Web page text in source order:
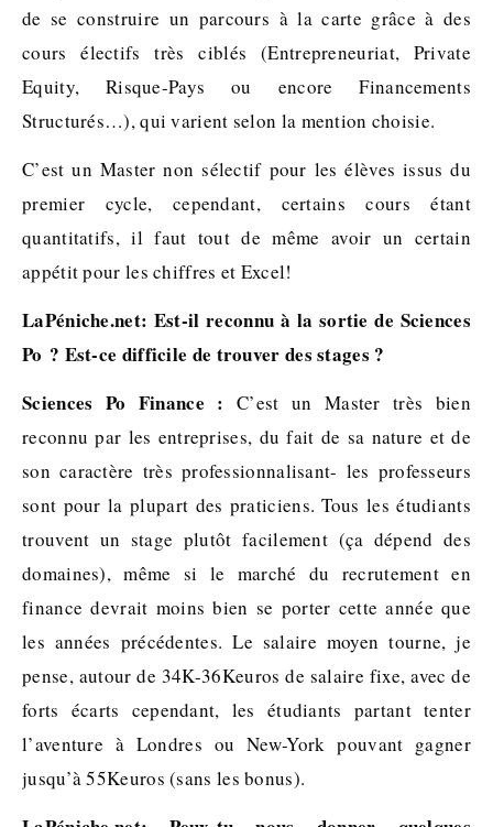
de se construire un parcours à la carte grâce à des
cours électifs très ciblés (Entrepreneuriat, Private
Equity, Risque-Pays ou encore Financements
Structurés…), qui varient selon la mention choisie.
C’est un Master non sélectif pour les élèves issus du
premier cycle, cependant, certains cours étant
quantitatifs, il faut tout de même avoir un certain
appétit pour les chiffres et Excel!
LaPéniche.net: Est-il reconnu à la sortie de Sciences
Po ? Est-ce difficile de trouver des stages ?
Sciences Po Finance : C’est un Master très bien
reconnu par les entreprises, du fait de sa nature et de
son caractère très professionnalisant- les professeurs
sont pour la plupart des praticiens. Tous les étudiants
trouvent un stage plutôt facilement (ça dépend des
domaines), même si le marché du recrutement en
finance devrait moins bien se porter cette année que
les années précédentes. Le salaire moyen tourne, je
pense, autour de 34K-36Keuros de salaire fixe, avec de
forts écarts cependant, les étudiants partant tenter
l’aventure à Londres ou New-York pouvant gagner
jusqu’à 55Keuros (sans les bonus).